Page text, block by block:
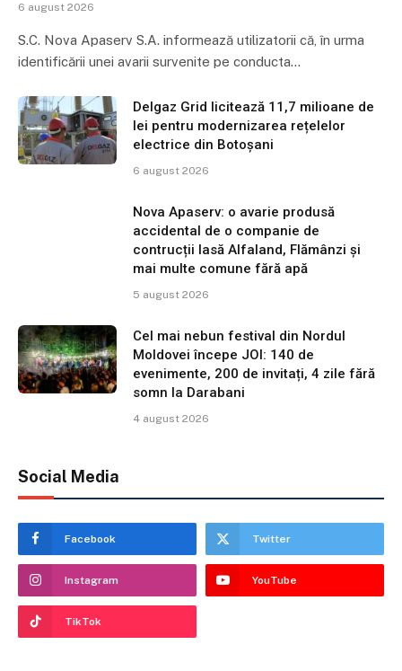
6 august 2026
S.C. Nova Apaserv S.A. informează utilizatorii că, în urma
identificării unei avarii survenite pe conducta…
Delgaz Grid licitează 11,7 milioane de
lei pentru modernizarea rețelelor
electrice din Botoșani
6 august 2026
Nova Apaserv: o avarie produsă
accidental de o companie de
contrucții lasă Alfaland, Flămânzi și
mai multe comune fără apă
5 august 2026
Cel mai nebun festival din Nordul
Moldovei începe JOI: 140 de
evenimente, 200 de invitați, 4 zile fără
somn la Darabani
4 august 2026
Social Media
Facebook Twitter
Instagram YouTube
TikTok